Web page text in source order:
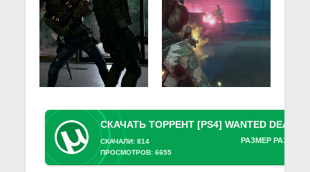
РАЗМЕР
СКАЧАЛИ: 814
ПРОСМОТРОВ: 6655